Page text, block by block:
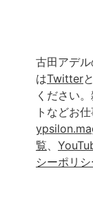
古田アデ
はTwitterと
ください
トなどお
覧、
シーポリシ